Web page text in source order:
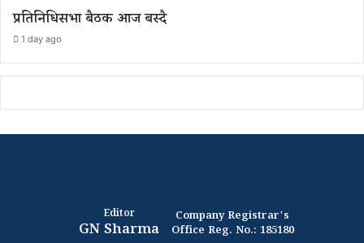
प्रतिनिधिसभा बैठक आज बस्दै
1 day ago
Editor
GN Sharma
Company Registrar's
Office Reg. No.: 185180